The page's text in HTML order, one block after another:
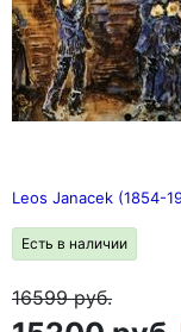
Leos Janacek (1854-
Есть в наличии
16599руб.